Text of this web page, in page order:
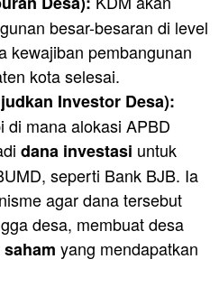
besar-besaran di level
kewajiban pembangunan
kota selesai.
Investor Desa):
di mana alokasi APBD
dana investasi untuk
seperti Bank BJB. Ia
agar dana tersebut
desa, membuat desa
yang mendapatkan